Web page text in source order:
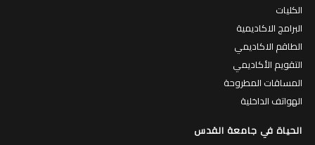
الكليات
البرامج الاكاديمية
الطاقم الاكاديمي
التقويم الأكاديمي
المساقات المطروحة
الهواتف الداخلية
الحياة في جامعة القدس